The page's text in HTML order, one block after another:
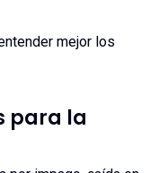
mejor los
para la